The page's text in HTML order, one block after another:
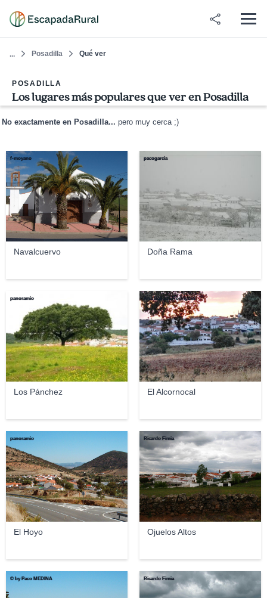
... Posadilla Qué ver
POSADILLA
Los lugares más populares que ver en Posadilla
No exactamente en Posadilla... pero muy cerca ;)
Navalcuervo
f-moyano
Doña Rama
pacogarcia
Los Pánchez
panoramio
El Alcornocal
Ana Ballesta Rodriguez
El Hoyo
panoramio
Ojuelos Altos
Ricardo Fimia
© by Paco MEDINA Ricardo Fimia